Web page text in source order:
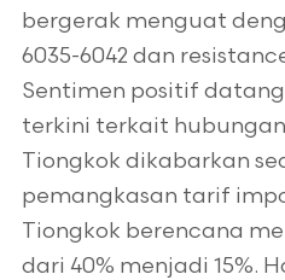
bergerak menguat
6035-6042 dan
Sentimen positif
terkini terkait hubungan
Tiongkok dikabarkan
pemangkasan tarif
Tiongkok berencana
dari 40% menjadi 15%.